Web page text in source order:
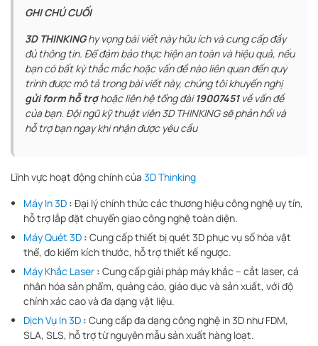
GHI CHÚ CUỐI
3D THINKINGhy vọng bài viết này hữu ích và cung cấp đầy
đủ thông tin. Để đảm bảo thực hiện an toàn và hiệu quả, nếu
bạn có bất kỳ thắc mắc hoặc vấn đề nào liên quan đến quy
trình được mô tả trong bài viết này, chúng tôi khuyến nghị
gửi form hỗ trợhoặc liên hệ tổng đài19007451về vấn đề
của bạn. Đội ngũ kỹ thuật viên 3D THINKING sẽ phản hồi và
hỗ trợ bạn ngay khi nhận được yêu cầu
Lĩnh vực hoạt động chính của 3D Thinking
Máy In 3D : Đại lý chính thức các thương hiệu công nghệ uy tín,
hỗ trợ lắp đặt chuyển giao công nghệ toàn diện.
Máy Quét 3D : Cung cấp thiết bị quét 3D phục vụ số hóa vật
thể, đo kiểm kích thước, hỗ trợ thiết kế ngược.
Máy Khắc Laser : Cung cấp giải pháp máy khắc – cắt laser, cá
nhân hóa sản phẩm, quảng cáo, giáo dục và sản xuất, với độ
chính xác cao và đa dạng vật liệu.
Dịch Vụ In 3D : Cung cấp đa dạng công nghệ in 3D như FDM,
SLA, SLS, hỗ trợ từ nguyên mẫu sản xuất hàng loạt.